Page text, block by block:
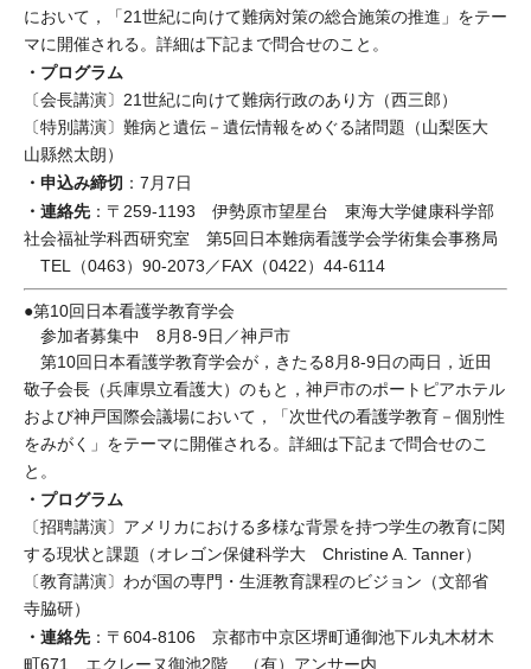
において，「21世紀に向けて難病対策の総合施策の推進」をテー
マに開催される。詳細は下記まで問合せのこと。
・プログラム
〔会長講演〕21世紀に向けて難病行政のあり方（西三郎）
〔特別講演〕難病と遺伝－遺伝情報をめぐる諸問題（山梨医大
山縣然太朗）
・申込み締切 ：7月7日
・連絡先：〒259-1193 伊勢原市望星台 東海大学健康科学部
社会福祉学科西研究室 第5回日本難病看護学会学術集会事務局
TEL（0463）90-2073／FAX（0422）44-6114
●第10回日本看護学教育学会
参加者募集中 8月8-9日／神戸市
第10回日本看護学教育学会が，きたる8月8-9日の両日，近田
敬子会長（兵庫県立看護大）のもと，神戸市のポートピアホテル
および神戸国際会議場において，「次世代の看護学教育－個別性
をみがく」をテーマに開催される。詳細は下記まで問合せのこ
と。
・プログラム
〔招聘講演〕アメリカにおける多様な背景を持つ学生の教育に関
する現状と課題（オレゴン保健科学大 Christine A. Tanner）
〔教育講演〕わが国の専門・生涯教育課程のビジョン（文部省
寺脇研）
・連絡先：〒604-8106 京都市中京区堺町通御池下ル丸木材木
町671 エクレーヌ御池2階 （有）アンサー内